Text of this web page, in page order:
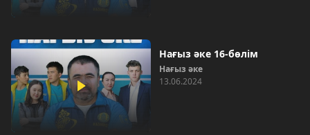
Нағыз әке 16-бөлім
Нағыз әке
13.06.2024